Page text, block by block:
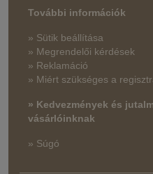
További információk
» Sütik beállítása
» Megrendelői kérdések
» Reklamáció
» Miért szükséges a
» Kedvezmények és
vásárlóinknak
» Súgó